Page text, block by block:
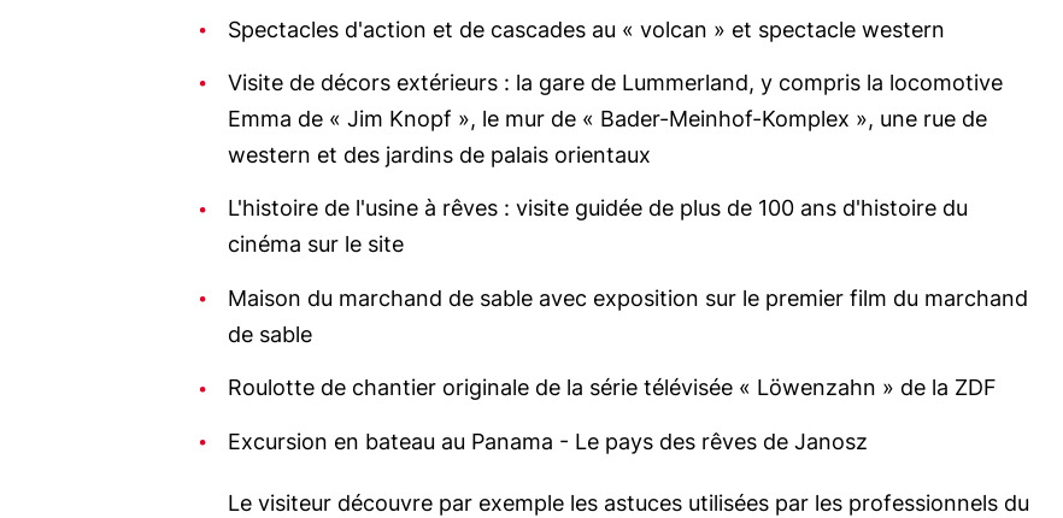
Spectacles d'action et de cascades au « volcan » et spectacle western
Visite de décors extérieurs : la gare de Lummerland, y compris la locomotive
Emma de « Jim Knopf », le mur de « Bader-Meinhof-Komplex », une rue de
western et des jardins de palais orientaux
L'histoire de l'usine à rêves : visite guidée de plus de 100 ans d'histoire du
cinéma sur le site
Maison du marchand de sable avec exposition sur le premier film du marchand
de sable
Roulotte de chantier originale de la série télévisée « Löwenzahn » de la ZDF
Excursion en bateau au Panama - Le pays des rêves de Janosz
Le visiteur découvre par exemple les astuces utilisées par les professionnels du